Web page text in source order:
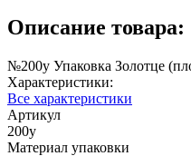
Описание товара:
№200у Упаковка Золотце
Характеристики:
Все характеристики
Артикул
200у
Материал упаковки